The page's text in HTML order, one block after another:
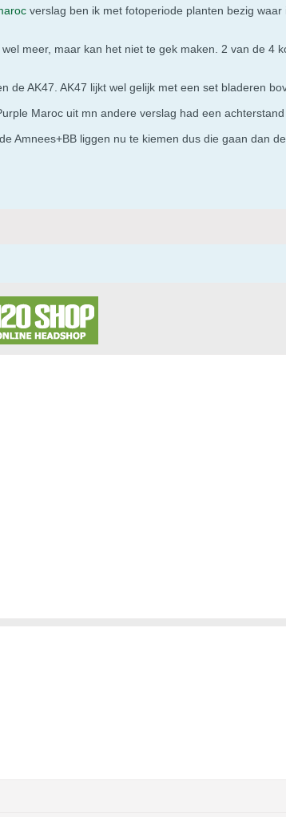
verslag ben ik met fotoperiode planten bezig
meer, maar kan het niet te gek maken. 2 van de 4
de AK47. AK47 lijkt wel gelijk met een set bladeren
Maroc uit mn andere verslag had een
Amnees+BB liggen nu te kiemen dus die gaan dan